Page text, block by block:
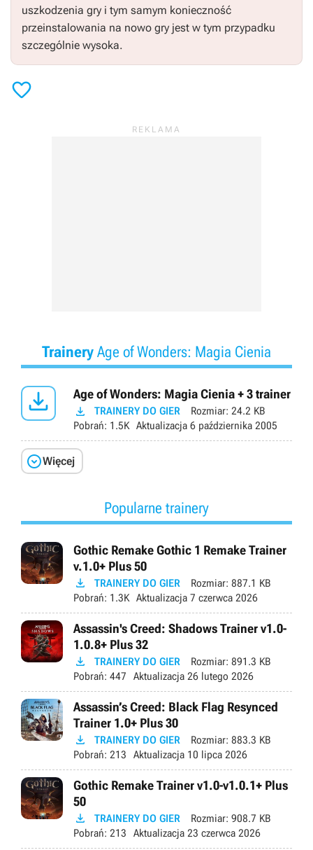
uszkodzenia gry i tym samym konieczność
przeinstalowania na nowo gry jest w tym przypadku
szczególnie wysoka.

Trainery Age of Wonders: Magia Cienia
 Age of Wonders: Magia Cienia + 3 trainer
 TRAINERY DO GIER Rozmiar: 24.2 KB
Pobrań: 1.5K Aktualizacja 6 października 2005
Więcej
Popularne trainery
Gothic Remake Gothic 1 Remake Trainer
v.1.0+ Plus 50
 TRAINERY DO GIER Rozmiar: 887.1 KB
Pobrań: 1.3K Aktualizacja 7 czerwca 2026
Assassin's Creed: Shadows Trainer v1.0-
1.0.8+ Plus 32
 TRAINERY DO GIER Rozmiar: 891.3 KB
Pobrań: 447 Aktualizacja 26 lutego 2026
Assassin’s Creed: Black Flag Resynced
Trainer 1.0+ Plus 30
 TRAINERY DO GIER Rozmiar: 883.3 KB
Pobrań: 213 Aktualizacja 10 lipca 2026
Gothic Remake Trainer v1.0-v1.0.1+ Plus
50
 TRAINERY DO GIER Rozmiar: 908.7 KB
Pobrań: 213 Aktualizacja 23 czerwca 2026